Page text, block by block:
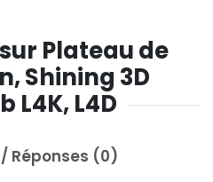
Plateau de
Shining 3D
L4K, L4D
Réponses (0)